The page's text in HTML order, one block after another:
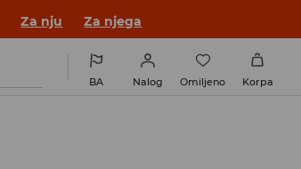
Za nju Za njega
BA Nalog Omiljeno Korpa